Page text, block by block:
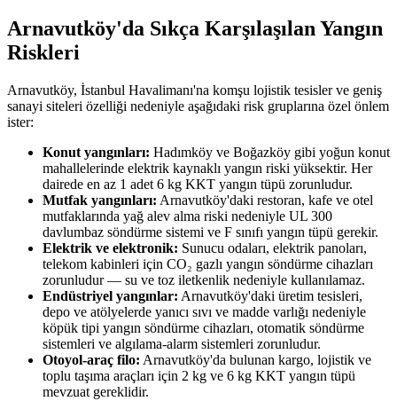
Arnavutköy'da Sıkça Karşılaşılan Yangın
Riskleri
Arnavutköy, İstanbul Havalimanı'na komşu lojistik tesisler ve geniş
sanayi siteleri özelliği nedeniyle aşağıdaki risk gruplarına özel önlem
ister:
Konut yangınları: Hadımköy ve Boğazköy gibi yoğun konut
mahallelerinde elektrik kaynaklı yangın riski yüksektir. Her
dairede en az 1 adet 6 kg KKT yangın tüpü zorunludur.
Mutfak yangınları: Arnavutköy'daki restoran, kafe ve otel
mutfaklarında yağ alev alma riski nedeniyle UL 300
davlumbaz söndürme sistemi ve F sınıfı yangın tüpü gerekir.
Elektrik ve elektronik: Sunucu odaları, elektrik panoları,
telekom kabinleri için CO₂ gazlı yangın söndürme cihazları
zorunludur — su ve toz iletkenlik nedeniyle kullanılamaz.
Endüstriyel yangınlar: Arnavutköy'daki üretim tesisleri,
depo ve atölyelerde yanıcı sıvı ve madde varlığı nedeniyle
köpük tipi yangın söndürme cihazları, otomatik söndürme
sistemleri ve algılama-alarm sistemleri zorunludur.
Otoyol-araç filo: Arnavutköy'da bulunan kargo, lojistik ve
toplu taşıma araçları için 2 kg ve 6 kg KKT yangın tüpü
mevzuat gereklidir.